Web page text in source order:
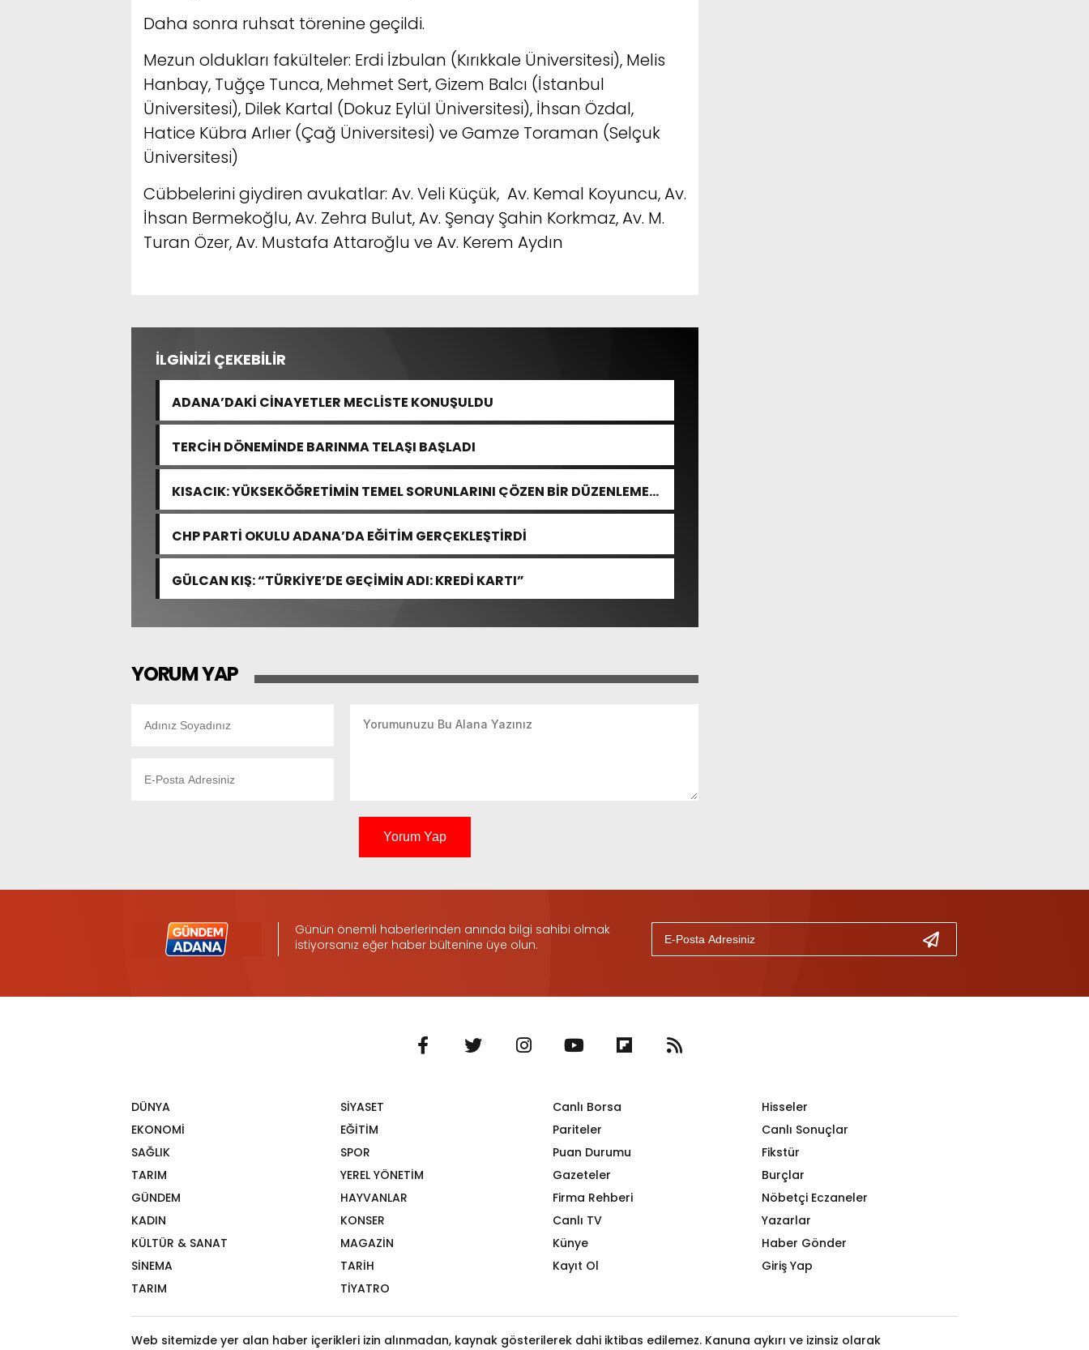
Daha sonra ruhsat törenine geçildi.
Mezun oldukları fakülteler: Erdi İzbulan (Kırıkkale Üniversitesi), Melis
Hanbay, Tuğçe Tunca, Mehmet Sert, Gizem Balcı (İstanbul
Üniversitesi), Dilek Kartal (Dokuz Eylül Üniversitesi), İhsan Özdal,
Hatice Kübra Arlıer (Çağ Üniversitesi) ve Gamze Toraman (Selçuk
Üniversitesi)
Cübbelerini giydiren avukatlar: Av. Veli Küçük, Av. Kemal Koyuncu, Av.
İhsan Bermekoğlu, Av. Zehra Bulut, Av. Şenay Şahin Korkmaz, Av. M.
Turan Özer, Av. Mustafa Attaroğlu ve Av. Kerem Aydın
İLGİNİZİ ÇEKEBİLİR
ADANA’DAKİ CİNAYETLER MECLİSTE KONUŞULDU
TERCİH DÖNEMİNDE BARINMA TELAŞI BAŞLADI
KISACIK: YÜKSEKÖĞRETİMİN TEMEL SORUNLARINI ÇÖZEN BİR DÜZENLEME
YOK
CHP PARTİ OKULU ADANA’DA EĞİTİM GERÇEKLEŞTİRDİ
GÜLCAN KIŞ: “TÜRKİYE’DE GEÇİMİN ADI: KREDİ KARTI”
YORUM YAP
Yorum Yap
Günün önemli haberlerinden anında bilgi sahibi olmak
istiyorsanız eğer haber bültenine üye olun.
DÜNYA
SİYASET
EKONOMİ
EĞİTİM
SAĞLIK
SPOR
TARIM
YEREL YÖNETİM
GÜNDEM
HAYVANLAR
KADIN
KONSER
KÜLTÜR & SANAT
MAGAZİN
SİNEMA
TARİH
TARIM
TİYATRO
Canlı Borsa
Hisseler
Pariteler
Canlı Sonuçlar
Puan Durumu
Fikstür
Gazeteler
Burçlar
Firma Rehberi
Nöbetçi Eczaneler
Canlı TV
Yazarlar
Künye
Haber Gönder
Kayıt Ol
Giriş Yap
Web sitemizde yer alan haber içerikleri izin alınmadan, kaynak gösterilerek dahi iktibas edilemez. Kanuna aykırı ve izinsiz olarak